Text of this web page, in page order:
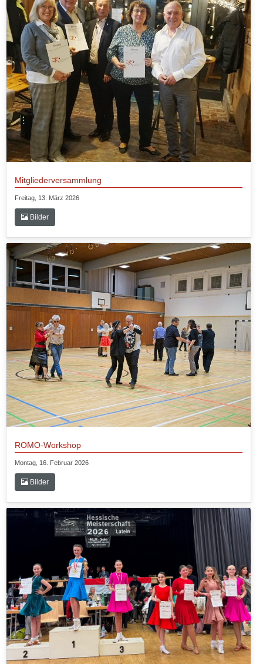
Mitgliederversammlung
Freitag, 13. März 2026
Bilder
ROMO-Workshop
Montag, 16. Februar 2026
Bilder